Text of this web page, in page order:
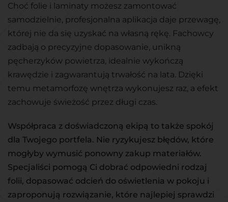
Choć folie i laminaty możesz zamontować
samodzielnie, profesjonalna aplikacja daje przewagę,
której nie da się uzyskać na własną rękę. Fachowcy
zadbają o precyzyjne dopasowanie, unikną
pęcherzyków powietrza, idealnie wykończą
krawędzie i zagwarantują trwałość na lata. Dzięki
temu metamorfozę wnętrza wykonujesz raz, a efekt
zachowuje świeżość przez długi czas.
Współpraca z doświadczoną ekipą to także spokój
dla Twojego portfela. Nie ryzykujesz błędów, które
mogłyby wymusić ponowny zakup materiałów.
Specjaliści pomogą Ci dobrać odpowiedni rodzaj
folii, dopasować odcień do oświetlenia w pokoju i
zaproponują rozwiązanie, które najlepiej sprawdzi